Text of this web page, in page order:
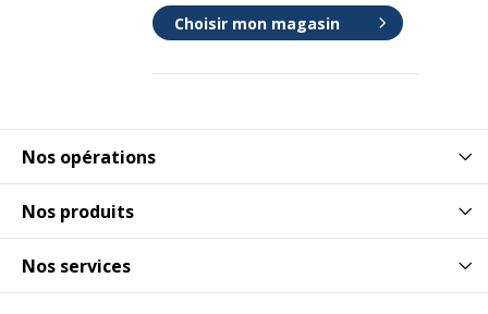
Nos opérations
Nos produits
Nos services
Choisir mon magasin